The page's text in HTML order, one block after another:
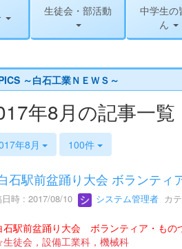
生徒会・部活動
中学生の
ん
～白石工業ＮＥＷＳ～
年8月の記事一覧
年8月 100件
石駅前盆踊り大会 ボランティ
時 : 2017/08/10 システム管理者カテ
駅前盆踊り大会 ボランティア・もの
徒会，設備工業科，機械科